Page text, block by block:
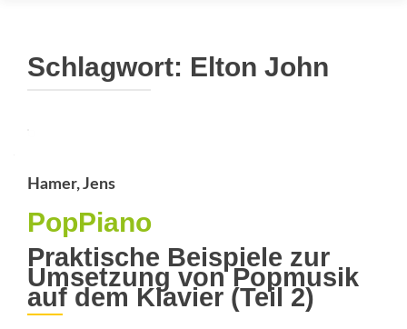
Schlagwort: Elton John
Hamer, Jens
PopPiano
Praktische Beispiele zur
Umsetzung von Popmusik
auf dem Klavier (Teil 2)